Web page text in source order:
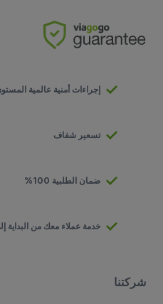
إجراءات أمنية عالمية
تسعير شفاف
ضمان الطلبية 100%
خدمة عملاء معك من البداية
شركتنا